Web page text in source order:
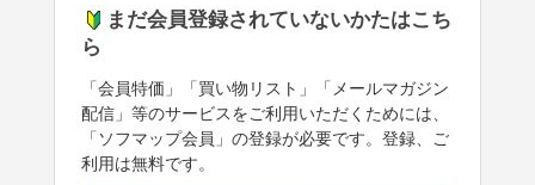
まだ会員登録されていないかたはこち
ら
「会員特価」「買い物リスト」「メールマガジン
配信」等のサービスをご利用いただくためには、
「ソフマップ会員」の登録が必要です。登録、ご
利用は無料です。